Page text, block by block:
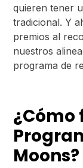
quieren tener
tradicional. Y
premios al
nuestros
programa de
¿Cómo
Moons?